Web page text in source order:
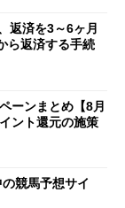
返済を3～6ヶ月
ら返済する手続
ーンまとめ【8月
ント還元の施策
競馬予想サイ